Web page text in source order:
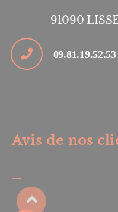
91090
09.81.19.52.53
Avis de nos